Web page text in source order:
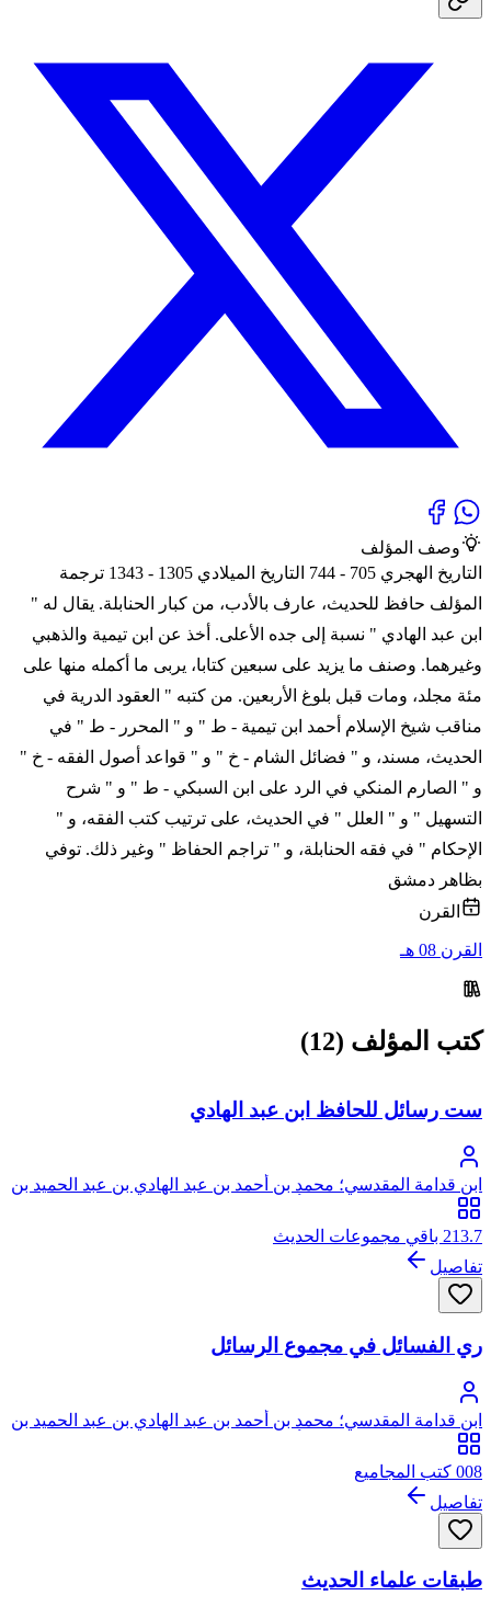
وصف المؤلف
التاريخ الهجري 705 - 744 التاريخ الميلادي 1305 - 1343 ترجمة
المؤلف حافظ للحديث، عارف بالأدب، من كبار الحنابلة. يقال له "
ابن عبد الهادي " نسبة إلى جده الأعلى. أخذ عن ابن تيمية والذهبي
وغيرهما. وصنف ما يزيد على سبعين كتابا، يربى ما أكمله منها على
مئة مجلد، ومات قبل بلوغ الأربعين. من كتبه " العقود الدرية في
مناقب شيخ الإسلام أحمد ابن تيمية - ط " و " المحرر - ط " في
الحديث، مسند، و " فضائل الشام - خ " و " قواعد أصول الفقه - خ "
و " الصارم المنكي في الرد على ابن السبكي - ط " و " شرح
التسهيل " و " العلل " في الحديث، على ترتيب كتب الفقه، و "
الإحكام " في فقه الحنابلة، و " تراجم الحفاظ " وغير ذلك. توفي
بظاهر دمشق
القرن
القرن 08 هـ
كتب المؤلف (12)
ست رسائل للحافظ ابن عبد الهادي
ابن قدامة المقدسي؛ محمد بن أحمد بن عبد الهادي بن عبد الحميد بن
عبد الهادي، شمس الدين، أبو عبد الله، ابن قدامة المقدسي
الجماعيلي الأصل، ثم الدمشقي الصالحي
213.7 باقي مجموعات الحديث
تفاصيل
ري الفسائل في مجموع الرسائل
ابن قدامة المقدسي؛ محمد بن أحمد بن عبد الهادي بن عبد الحميد بن
عبد الهادي، شمس الدين، أبو عبد الله، ابن قدامة المقدسي
الجماعيلي الأصل، ثم الدمشقي الصالحي
008 كتب المجاميع
تفاصيل
طبقات علماء الحديث